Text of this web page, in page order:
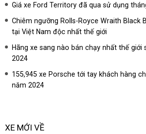
Giá xe Ford Territory đã qua sử dụng
Chiêm ngưỡng Rolls-Royce Wraith Black
tại Việt Nam độc nhất thế giới
Hãng xe sang nào bán chạy nhất thế giới
2024
155,945 xe Porsche tới tay khách hàng
năm 2024
XE MỚI VỀ